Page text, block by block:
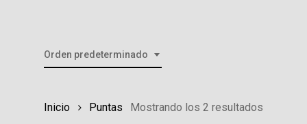
Orden predeterminado
Mostrando los 2 resultados
Inicio Puntas